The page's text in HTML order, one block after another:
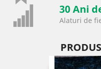
30 Ani
Alaturi de